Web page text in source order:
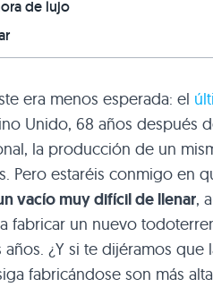
de lujo
era menos esperada: el
Unido, 68 años después
la producción de un
Pero estaréis conmigo en
vacío muy difícil de llenar,
fabricar un nuevo
¿Y si te dijéramos que
fabricándose son más